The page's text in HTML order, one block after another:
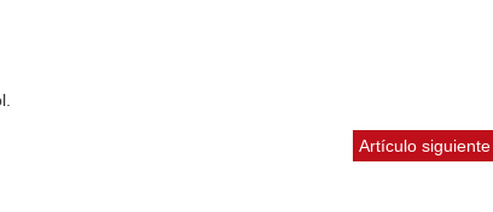
Artículo siguiente